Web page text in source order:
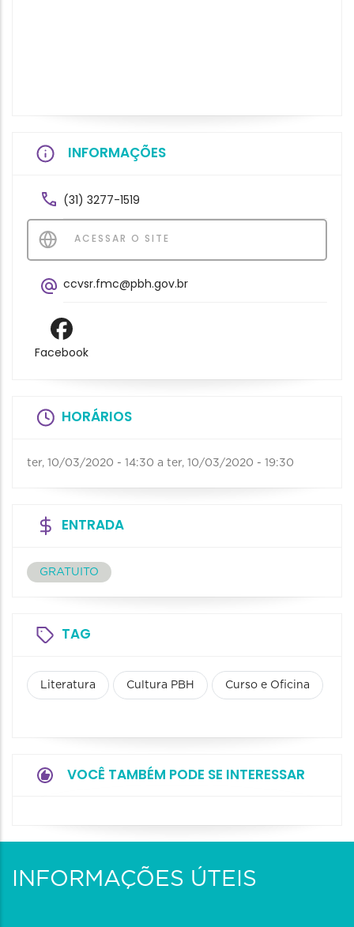
INFORMAÇÕES
(31) 3277-1519
ACESSAR O SITE
ccvsr.fmc@pbh.gov.br
Facebook
HORÁRIOS
ter, 10/03/2020 - 14:30 a ter, 10/03/2020 - 19:30
ENTRADA
GRATUITO
TAG
Literatura Cultura PBH Curso e Oficina
VOCÊ TAMBÉM PODE SE INTERESSAR
INFORMAÇÕES ÚTEIS